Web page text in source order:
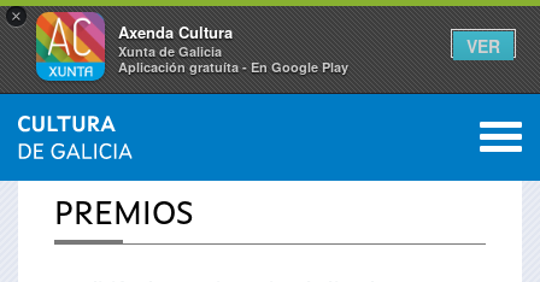
×
Axenda Cultura
Xunta de Galicia
Aplicación gratuíta - En Google Play
VER
Vostede
está
INICIO 0
PREMIOS